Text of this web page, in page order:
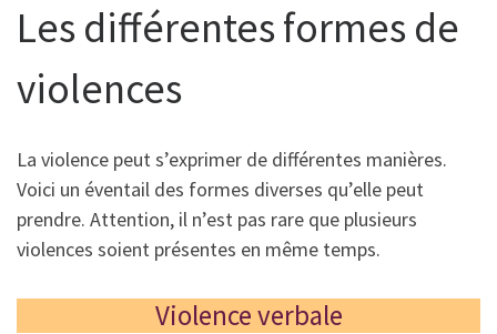
Les différentes formes de
violences
La violence peut s’exprimer de différentes manières.
Voici un éventail des formes diverses qu’elle peut
prendre. Attention, il n’est pas rare que plusieurs
violences soient présentes en même temps.
Violence verbale